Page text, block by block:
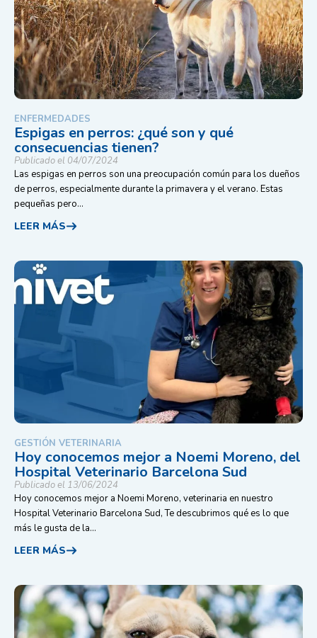
ENFERMEDADES
Espigas en perros: ¿qué son y qué
consecuencias tienen?
Publicado el 04/07/2024
Las espigas en perros son una preocupación común para los dueños
de perros, especialmente durante la primavera y el verano. Estas
pequeñas pero...
LEER MÁS
GESTIÓN VETERINARIA
Hoy conocemos mejor a Noemi Moreno, del
Hospital Veterinario Barcelona Sud
Publicado el 13/06/2024
Hoy conocemos mejor a Noemi Moreno, veterinaria en nuestro
Hospital Veterinario Barcelona Sud, Te descubrimos qué es lo que
más le gusta de la...
LEER MÁS